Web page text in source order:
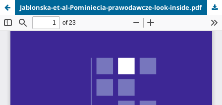
Jablonska-et-al-Pominiecia-prawodawcze-look-inside.pdf